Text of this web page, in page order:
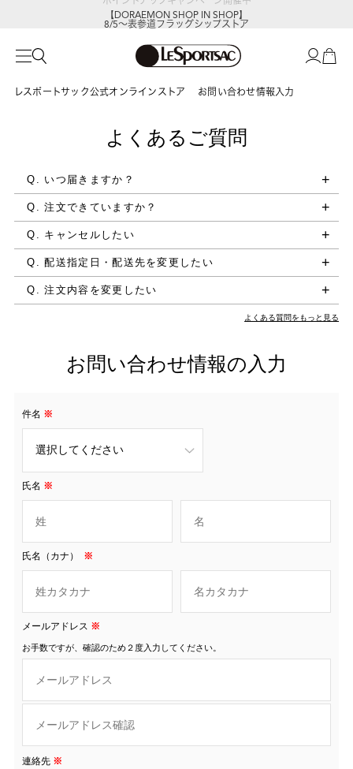
【DORAEMON SHOP IN SHOP】
8/5～表参道フラッグシップストア
レスポートサック公式オンラインストア お問い合わせ情報入力
よくあるご質問
Q. いつ届きますか？
Q. 注文できていますか？
Q. キャンセルしたい
Q. 配送指定日・配送先を変更したい
Q. 注文内容を変更したい
よくある質問をもっと見る
お問い合わせ情報の入力
件名 ※
氏名 ※
氏名（カナ） ※
メールアドレス ※
お手数ですが、確認のため２度入力してください。
連絡先 ※